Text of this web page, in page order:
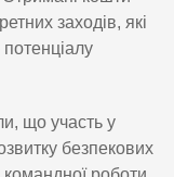
заходів, які
що участь у
безпекових